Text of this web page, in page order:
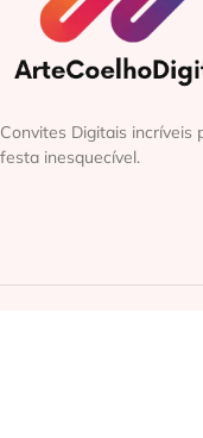
Convites Digitais incríveis
festa inesquecível.